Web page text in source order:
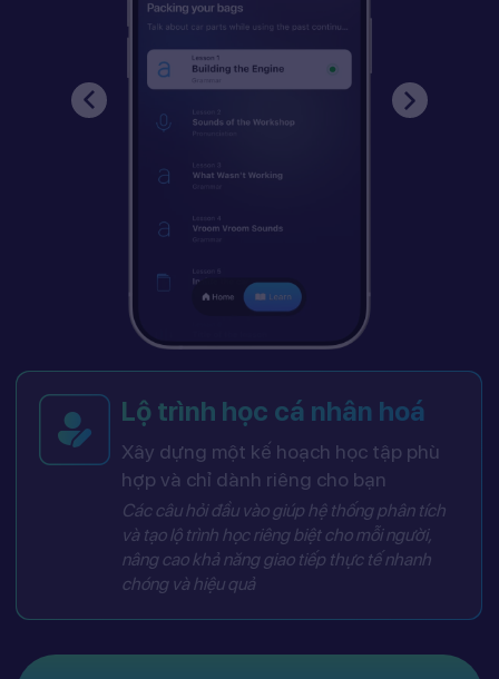
Lộ trình học cá nhân hoá
Xây dựng một kế hoạch học tập phù
hợp và chỉ dành riêng cho bạn
Các câu hỏi đầu vào giúp hệ thống phân tích
và tạo lộ trình học riêng biệt cho mỗi người,
nâng cao khả năng giao tiếp thực tế nhanh
chóng và hiệu quả